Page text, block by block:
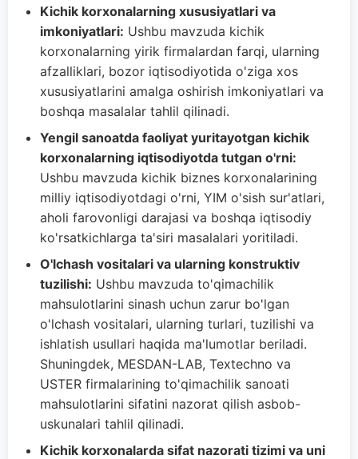
Kichik korxonalarning xususiyatlari va
imkoniyatlari: Ushbu mavzuda kichik
korxonalarning yirik firmalardan farqi, ularning
afzalliklari, bozor iqtisodiyotida o'ziga xos
xususiyatlarini amalga oshirish imkoniyatlari va
boshqa masalalar tahlil qilinadi.
Yengil sanoatda faoliyat yuritayotgan kichik
korxonalarning iqtisodiyotda tutgan o'rni:
Ushbu mavzuda kichik biznes korxonalarining
milliy iqtisodiyotdagi o'rni, YIM o'sish sur'atlari,
aholi farovonligi darajasi va boshqa iqtisodiy
ko'rsatkichlarga ta'siri masalalari yoritiladi.
O'lchash vositalari va ularning konstruktiv
tuzilishi: Ushbu mavzuda to'qimachilik
mahsulotlarini sinash uchun zarur bo'lgan
o'lchash vositalari, ularning turlari, tuzilishi va
ishlatish usullari haqida ma'lumotlar beriladi.
Shuningdek, MESDAN-LAB, Textechno va
USTER firmalarining to'qimachilik sanoati
mahsulotlarini sifatini nazorat qilish asbob-
uskunalari tahlil qilinadi.
Kichik korxonalarda sifat nazorati tizimi va uni